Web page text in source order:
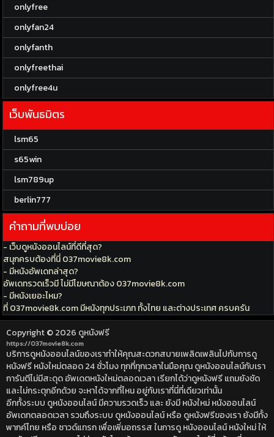
onlyfree
onlyfan24
onlyfanth
onlyfreethai
onlyfree4u
เว็บพันธมิตร
lsm65
s65win
lsm789up
berlin777
คำถามที่พบบ่อย
- เว็บดูหนังออนไลน์ที่ดีที่สุด?
สนุกครบต้องที่นี่ 037movie8k.com
- มีหนังอัพเดทล่าสุด?
อัพเดทรวดเร็วมี ไม่มีโฆษณาต้อง 037movie8k.com
- มีหนังเยอะไหม?
ที่ 037movie8k.com มีหนังทุกประเภท ทั้งไทย และต่างประเทศ ครบครัน
Copyright © 2026 ดูหนังฟรี
https://037movie8k.com
บริการดูหนังออนไลน์ของเราทำให้คุณสะดวกสบายเพลิดเพลินไปกับการดู
หนังฟรี หนังใหม่ตลอด 24 ชั่วโมง ทุกที่ทุกเวลาในมือคุณ ดูหนังออนไลน์กับเรา
การันตีไม่มีสะดุด อัพเดตหนังใหม่ตลอดเวลา เรียกได้ว่าดูหนังฟรี แถมยังชัด
และไม่กระตุกอีกด้วย จะหาได้จากที่ไหน อยู่กับเราที่นี่ที่เดียวเท่านั้น
อีกทั้งระบบ ดูหนังออนไลน์ มีความรวดเร็ว และ ยังมี หนังใหม่ หนังออนไลน์
อัพเดทตลอดเวลา รวมถึงระบบ ดูหนังออนไลน์ หรือ ดูหนังฟรีของเรา ยังมีทั้ง
พากค์ไทย หรือ ซาวด์แทรก เพื่อเพิ่มอถรรส ในการดู หนังออนไลน์ หนังใหม่ ให้